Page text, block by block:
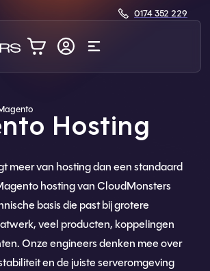
0174 352 229
Hosting
meer van hosting dan een standaard
hosting van CloudMonsters
basis die past bij grotere
veel producten, koppelingen
Onze engineers denken mee over
en de juiste serveromgeving